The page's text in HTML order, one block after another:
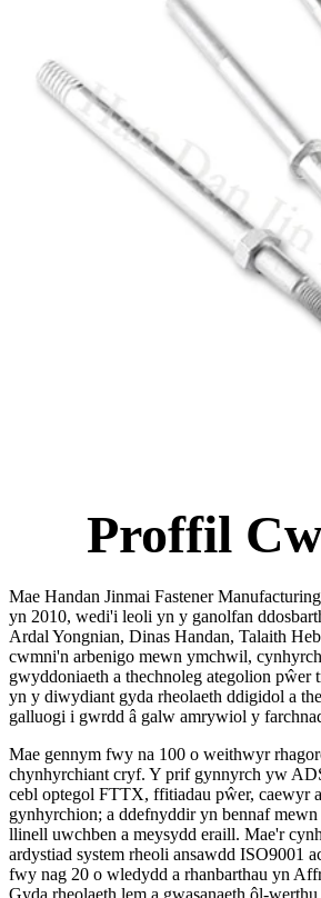
Proffil
Mae Handan Jinmai Fastener
yn 2010, wedi'i leoli yn y ganolfan
Ardal Yongnian, Dinas Handan, Talaith
cwmni'n arbenigo mewn ymchwil,
gwyddoniaeth a thechnoleg ategolion pŵer
yn y diwydiant gyda rheolaeth ddigidol a
galluogi i gwrdd â galw amrywiol y
Mae gennym fwy na 100 o weithwyr
chynhyrchiant cryf. Y prif gynnyrch yw
cebl optegol FTTX, ffitiadau pŵer, caewyr
gynhyrchion; a ddefnyddir yn bennaf
llinell uwchben a meysydd eraill. Mae'r
ardystiad system rheoli ansawdd ISO9001
fwy nag 20 o wledydd a rhanbarthau yn